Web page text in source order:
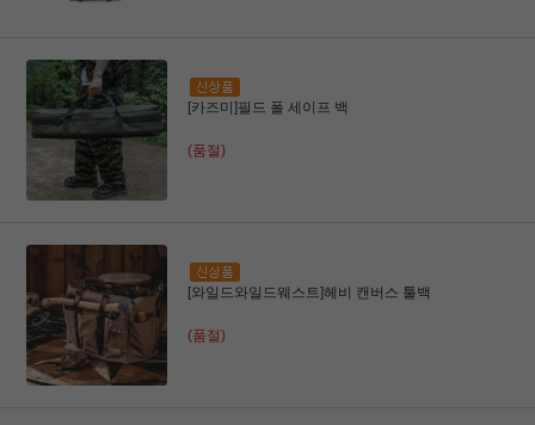
[카즈미]필드 폴 세이프 백
(품절)
[와일드와일드웨스트]헤비 캔버스 툴백
(품절)